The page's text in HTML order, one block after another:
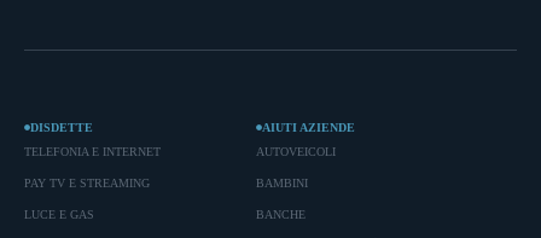
DISDETTE
TELEFONIA E INTERNET
PAY TV E STREAMING
LUCE E GAS
AIUTI AZIENDE
AUTOVEICOLI
BAMBINI
BANCHE